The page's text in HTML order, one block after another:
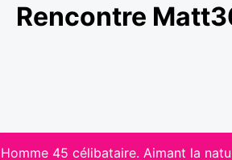
Rencontre
Homme 45 célibataire. Aimant la